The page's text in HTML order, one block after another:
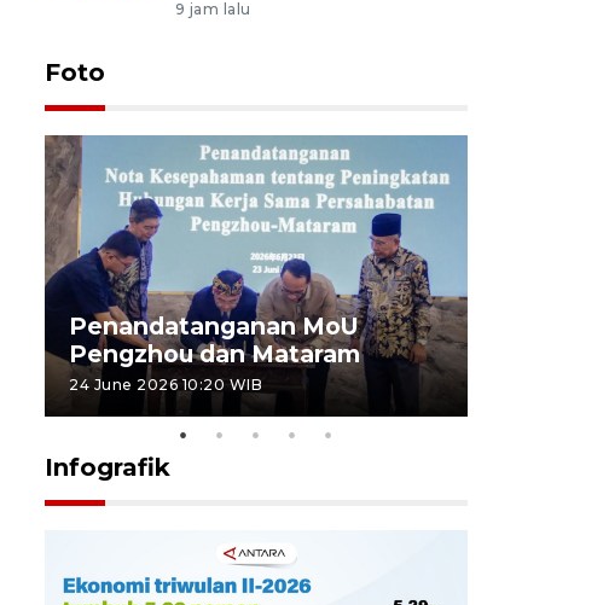
9 jam lalu
Foto
Penandatanganan MoU
Pengzhou dan Mataram
24 June 2026 10:20 WIB
Infografik